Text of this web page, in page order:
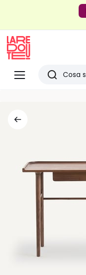
Menu
Redoute
Ricerca